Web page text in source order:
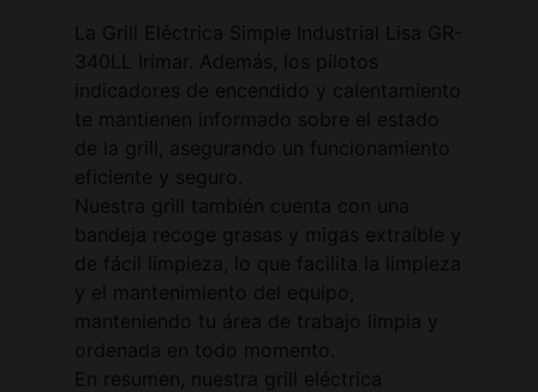
La Grill Eléctrica Simple Industrial Lisa GR-
340LL Irimar. Además, los pilotos
indicadores de encendido y calentamiento
te mantienen informado sobre el estado
de la grill, asegurando un funcionamiento
eficiente y seguro.
Nuestra grill también cuenta con una
bandeja recoge grasas y migas extraíble y
de fácil limpieza, lo que facilita la limpieza
y el mantenimiento del equipo,
manteniendo tu área de trabajo limpia y
ordenada en todo momento.
En resumen, nuestra grill eléctrica